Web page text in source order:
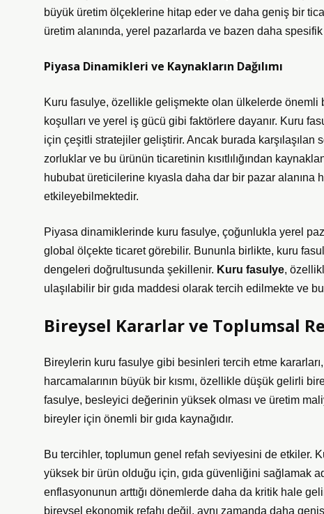
büyük üretim ölçeklerine hitap eder ve daha geniş bir
üretim alanında, yerel pazarlarda ve bazen daha
Piyasa Dinamikleri ve Kaynakların Dağılımı
Kuru fasulye, özellikle gelişmekte olan ülkelerde önemli
koşulları ve yerel iş gücü gibi faktörlere dayanır. Kuru
için çeşitli stratejiler geliştirir. Ancak burada karşılaşılan
zorluklar ve bu ürünün ticaretinin kısıtlılığından
hububat üreticilerine kıyasla daha dar bir pazar
etkileyebilmektedir.
Piyasa dinamiklerinde kuru fasulye, çoğunlukla yerel
global ölçekte ticaret görebilir. Bununla birlikte, kuru
dengeleri doğrultusunda şekillenir. Kuru fasulye,
ulaşılabilir bir gıda maddesi olarak tercih edilmekte ve
Bireysel Kararlar ve Toplumsal
Bireylerin kuru fasulye gibi besinleri tercih etme
harcamalarının büyük bir kısmı, özellikle düşük gelirli
fasulye, besleyici değerinin yüksek olması ve üretim
bireyler için önemli bir gıda kaynağıdır.
Bu tercihler, toplumun genel refah seviyesini de etkiler.
yüksek bir ürün olduğu için, gıda güvenliğini sağlamak
enflasyonunun arttığı dönemlerde daha da kritik hale
bireysel ekonomik refahı değil, aynı zamanda daha